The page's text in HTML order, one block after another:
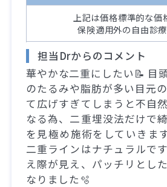
上記は価格標準的な価
保険適用外の自由診療
担当Drからのコメント
華やかな二重にしたい📝 目
のたるみや脂肪が多い目元
て広げすぎてしまうと不自
なる為、二重埋没法だけで
を見極め施術をしていきま
二重ラインはナチュラルで
え際が見え、パッチリとし
なりました🫧